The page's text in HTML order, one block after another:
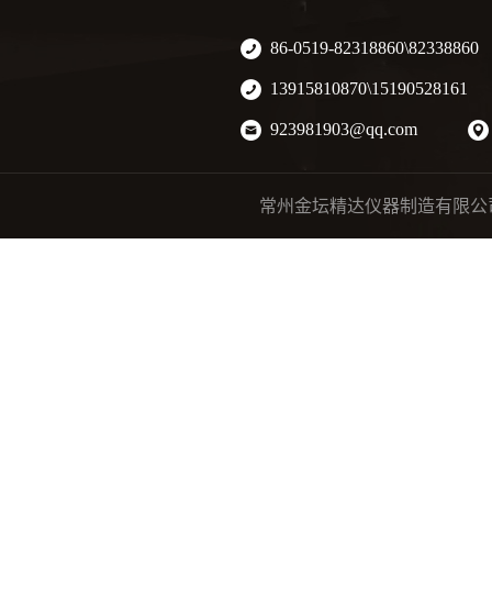
86-0519-82318860\82338860
13915810870\15190528161
923981903@qq.com
常州金坛精达仪器制造有